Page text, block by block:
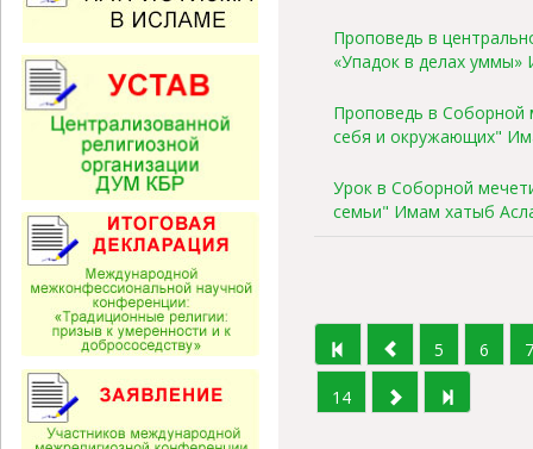
Проповедь в
«Упадок в делах
Проповедь в Соборной
себя и окружающих"
Урок в Соборной
семьи" Имам хатыб
5 6 7
14